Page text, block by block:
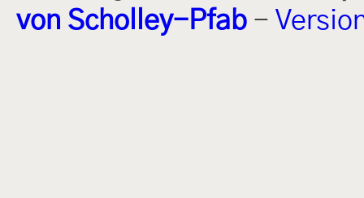
von Scholley-Pfab -